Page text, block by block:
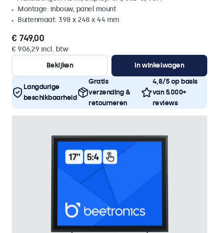
Montage: inbouw, panel mount
Buitenmaat: 398 x 248 x 44 mm
€ 749,00
€ 906,29 incl. btw
Bekijken
In winkelwagen
Langdurige
beschikbaarheid
Gratis
verzending &
retourneren
4,8/5 op basis
van 5.000+
reviews